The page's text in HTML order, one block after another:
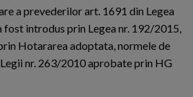
a prevederilor art. 1691 din Legea
fost introdus prin Legea nr. 192/2015,
Hotararea adoptata, normele de
nr. 263/2010 aprobate prin HG